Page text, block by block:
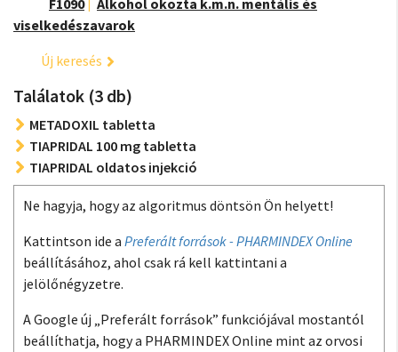
F1090
Alkohol okozta k.m.n. mentális és
viselkedészavarok
Új keresés
Találatok (3 db)
METADOXIL tabletta
TIAPRIDAL 100 mg tabletta
TIAPRIDAL oldatos injekció
Ne hagyja, hogy az algoritmus döntsön Ön helyett!
Kattintson ide a Preferált források - PHARMINDEX Online
beállításához, ahol csak rá kell kattintani a
jelölőnégyzetre.
A Google új „Preferált források” funkciójával mostantól
beállíthatja, hogy a PHARMINDEX Online mint az orvosi